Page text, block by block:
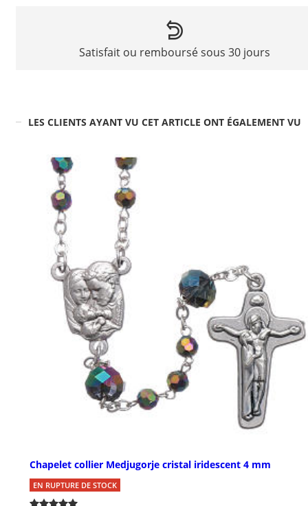
Satisfait ou remboursé sous 30 jours
LES CLIENTS AYANT VU CET ARTICLE ONT ÉGALEMENT VU
Chapelet collier Medjugorje cristal iridescent 4 mm
EN RUPTURE DE STOCK